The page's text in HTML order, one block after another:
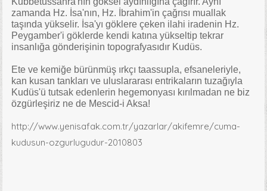
zamanda Hz. İsa'nın, Hz. İbrahim'in çağrısı muallak
taşında yükselir. İsa'yı göklere çeken ilahi iradenin Hz.
Peygamber'i göklerde kendi katına yükseltip tekrar
insanlığa gönderişinin topografyasıdır Kudüs.
Ete ve kemiğe bürünmüş ırkçı taassupla, efsaneleriyle,
kan kusan tankları ve uluslararası entrikaların tuzağıyla
Kudüs'ü tutsak edenlerin hegemonyası kırılmadan ne biz
özgürleşiriz ne de Mescid-i Aksa!
http://www.yenisafak.com.tr/yazarlar/akifemre/cuma-
kudusun-ozgurlugudur-2010803